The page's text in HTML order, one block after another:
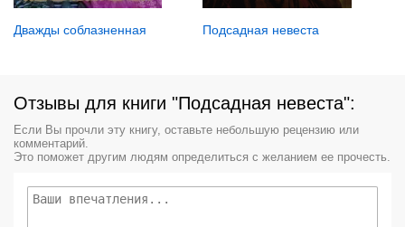
Дважды соблазненная Подсадная невеста
Отзывы для книги "Подсадная невеста":
Если Вы прочли эту книгу, оставьте небольшую рецензию или
комментарий.
Это поможет другим людям определиться с желанием ее прочесть.